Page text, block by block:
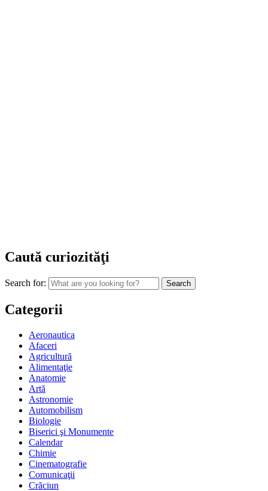
Caută curiozităţi
Search for:
Categorii
Aeronautica
Afaceri
Agricultură
Alimentaţie
Anatomie
Artă
Astronomie
Automobilism
Biologie
Biserici şi Monumente
Calendar
Chimie
Cinematografie
Comunicaţii
Crăciun